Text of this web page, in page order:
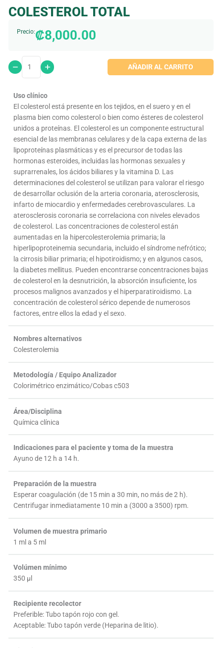
COLESTEROL TOTAL
Precio:₡8,000.00
AÑADIR AL CARRITO
Uso clínico
El colesterol está presente en los tejidos, en el suero y en el
plasma bien como colesterol o bien como ésteres de colesterol
unidos a proteínas. El colesterol es un componente estructural
esencial de las membranas celulares y de la capa externa de las
lipoproteínas plasmáticas y es el precursor de todas las
hormonas esteroides, incluidas las hormonas sexuales y
suprarrenales, los ácidos biliares y la vitamina D. Las
determinaciones del colesterol se utilizan para valorar el riesgo
de desarrollar oclusión de la arteria coronaria, aterosclerosis,
infarto de miocardio y enfermedades cerebrovasculares. La
aterosclerosis coronaria se correlaciona con niveles elevados
de colesterol. Las concentraciones de colesterol están
aumentadas en la hipercolesterolemia primaria; la
hiperlipoproteinemia secundaria, incluido el síndrome nefrótico;
la cirrosis biliar primaria; el hipotiroidismo; y en algunos casos,
la diabetes mellitus. Pueden encontrarse concentraciones bajas
de colesterol en la desnutrición, la absorción insuficiente, los
procesos malignos avanzados y el hiperparatiroidismo. La
concentración de colesterol sérico depende de numerosos
factores, entre ellos la edad y el sexo.
Nombres alternativos
Colesterolemia
Metodología / Equipo Analizador
Colorimétrico enzimático/Cobas c503
Área/Disciplina
Química clínica
Indicaciones para el paciente y toma de la muestra
Ayuno de 12 h a 14 h.
Preparación de la muestra
Esperar coagulación (de 15 min a 30 min, no más de 2 h).
Centrifugar inmediatamente 10 min a (3000 a 3500) rpm.
Volumen de muestra primario
1 ml a 5 ml
Volúmen mínimo
350 µl
Recipiente recolector
Preferible: Tubo tapón rojo con gel.
Aceptable: Tubo tapón verde (Heparina de litio).